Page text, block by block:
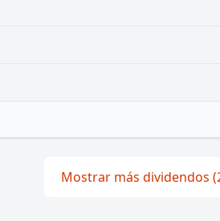
Mostrar más dividendos